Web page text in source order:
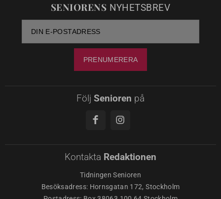
SENIORENS NYHETSBREV
Följ Senioren på
Kontakta Redaktionen
Tidningen Senioren
Besöksadress: Hornsgatan 172, Stockholm